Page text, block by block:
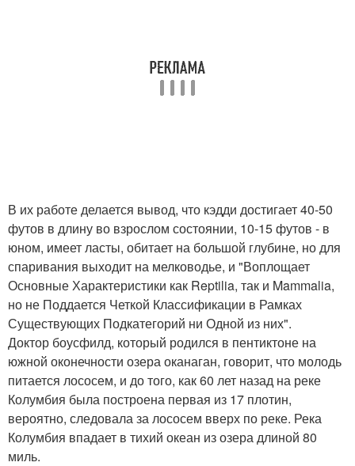
В их работе делается вывод, что кэдди достигает 40-50
футов в длину во взрослом состоянии, 10-15 футов - в
юном, имеет ласты, обитает на большой глубине, но для
спаривания выходит на мелководье, и "Воплощает
Основные Характеристики как Reptilia, так и Mammalia,
но не Поддается Четкой Классификации в Рамках
Существующих Подкатегорий ни Одной из них".
Доктор боусфилд, который родился в пентиктоне на
южной оконечности озера оканаган, говорит, что молодь
питается лососем, и до того, как 60 лет назад на реке
Колумбия была построена первая из 17 плотин,
вероятно, следовала за лососем вверх по реке. Река
Колумбия впадает в тихий океан из озера длиной 80
миль.